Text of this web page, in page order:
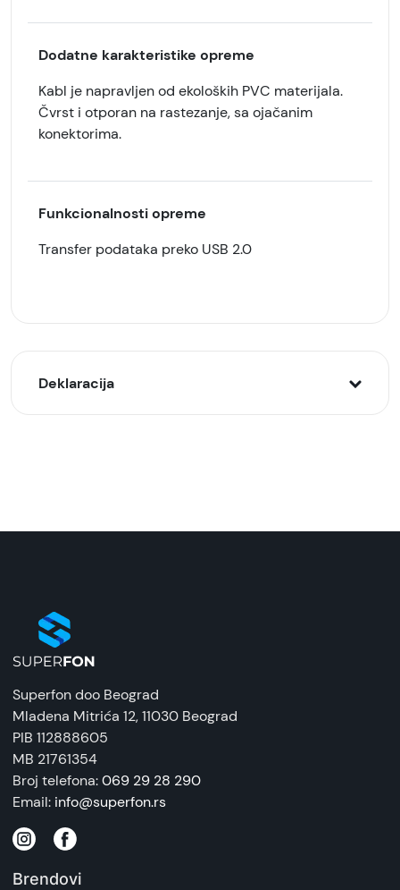
Dodatne karakteristike opreme
Kabl je napravljen od ekoloških PVC materijala.
Čvrst i otporan na rastezanje, sa ojačanim
konektorima.
Funkcionalnosti opreme
Transfer podataka preko USB 2.0
Deklaracija
Naziv i vrsta robe:
Velteh
EAN:
6959072767424
Zemlja porekla:
Kina
Prava potrošača:
Zagarantovana sva prava kupaca po osnovu
na daljinu, uslove reklamacije i povrata pročitajte
Superfon doo Beograd
Mladena Mitrića 12, 11030 Beograd
PIB 112888605
MB 21761354
Broj telefona:069 29 28 290
Email: info@superfon.rs
Brendovi